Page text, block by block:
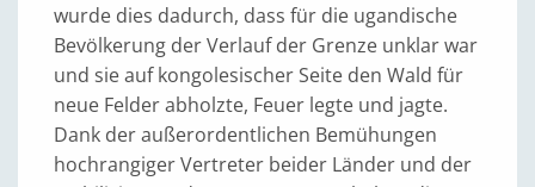
wurde dies dadurch, dass für die ugandische
Bevölkerung der Verlauf der Grenze unklar war
und sie auf kongolesischer Seite den Wald für
neue Felder abholzte, Feuer legte und jagte.
Dank der außerordentlichen Bemühungen
hochrangiger Vertreter beider Länder und der